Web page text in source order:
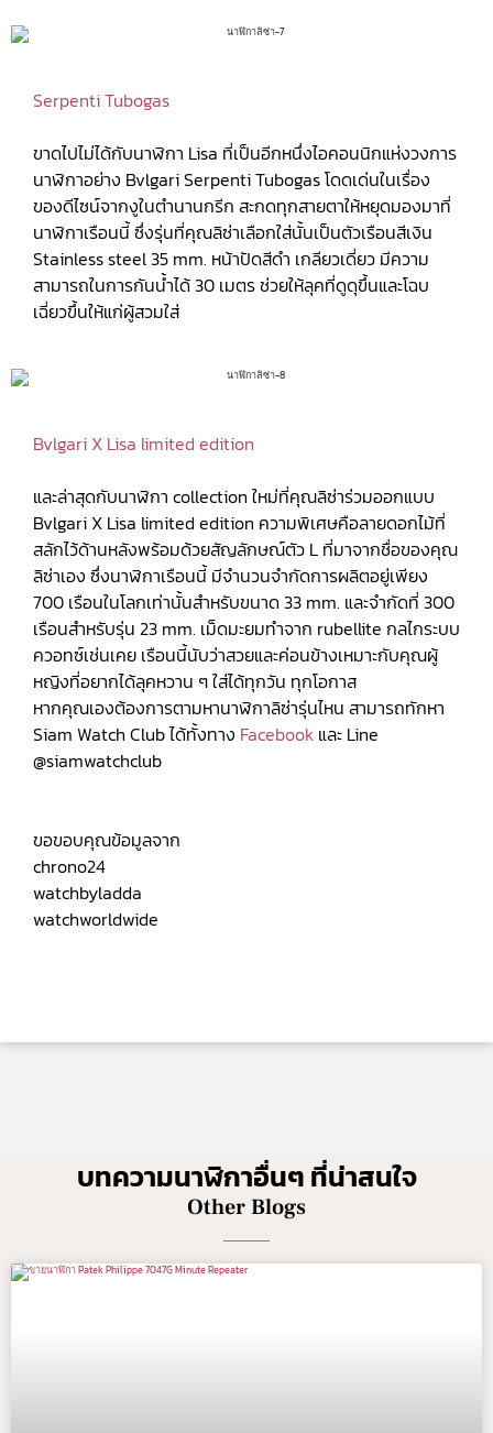
Serpenti Tubogas
ขาดไปไม่ได้กับนาฬิกา Lisa ที่เป็นอีกหนึ่งไอคอนนิกแห่งวงการ
นาฬิกาอย่าง Bvlgari Serpenti Tubogas โดดเด่นในเรื่อง
ของดีไซน์จากงูในตำนานกรีก สะกดทุกสายตาให้หยุดมองมาที่
นาฬิกาเรือนนี้ ซึ่งรุ่นที่คุณลิซ่าเลือกใส่นั้นเป็นตัวเรือนสีเงิน
Stainless steel 35 mm. หน้าปัดสีดำ เกลียวเดี่ยว มีความ
สามารถในการกันน้ำได้ 30 เมตร ช่วยให้ลุคที่ดูดุขึ้นและโฉบ
เฉี่ยวขึ้นให้แก่ผู้สวมใส่
Bvlgari X Lisa limited edition
และล่าสุดกับนาฬิกา collection ใหม่ที่คุณลิซ่าร่วมออกแบบ
Bvlgari X Lisa limited edition ความพิเศษคือลายดอกไม้ที่
สลักไว้ด้านหลังพร้อมด้วยสัญลักษณ์ตัว L ที่มาจากชื่อของคุณ
ลิซ่าเอง ซึ่งนาฬิกาเรือนนี้ มีจำนวนจำกัดการผลิตอยู่เพียง
700 เรือนในโลกเท่านั้นสำหรับขนาด 33 mm. และจำกัดที่ 300
เรือนสำหรับรุ่น 23 mm. เม็ดมะยมทำจาก rubellite กลไกระบบ
ควอทซ์เช่นเคย เรือนนี้นับว่าสวยและค่อนข้างเหมาะกับคุณผู้
หญิงที่อยากได้ลุคหวาน ๆ ใส่ได้ทุกวัน ทุกโอกาส
หากคุณเองต้องการตามหานาฬิกาลิซ่ารุ่นไหน สามารถทักหา
Siam Watch Club ได้ทั้งทาง Facebook และ Line
@siamwatchclub
ขอขอบคุณข้อมูลจาก
chrono24
watchbyladda
watchworldwide
บทความนาฬิกาอื่นๆ ที่น่าสนใจ
Other Blogs